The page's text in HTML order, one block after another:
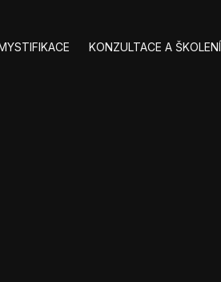
KONZULTACE A ŠKOLENÍ